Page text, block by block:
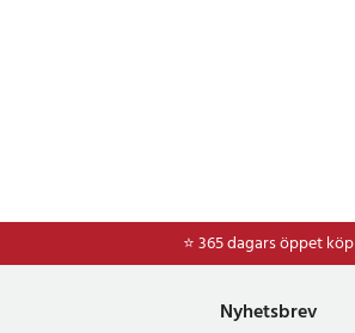
⭐ 365 dagars öppet köp
⭐Frakt 49kr *
Nyhetsbrev